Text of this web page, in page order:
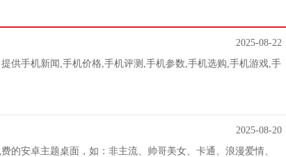
2025-08-22
供手机新闻,手机价格,手机评测,手机参数,手机选购,手机游戏,手
2025-08-20
的安卓主题桌面，如：非主流、帅哥美女、卡通、浪漫爱情、